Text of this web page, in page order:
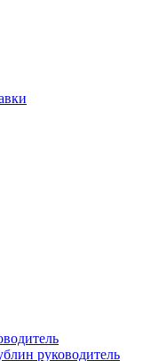
руководитель